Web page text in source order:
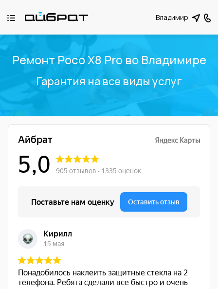
Владимир
Ремонт Poco X8 Pro во Владимире
Гарантия на все виды услуг